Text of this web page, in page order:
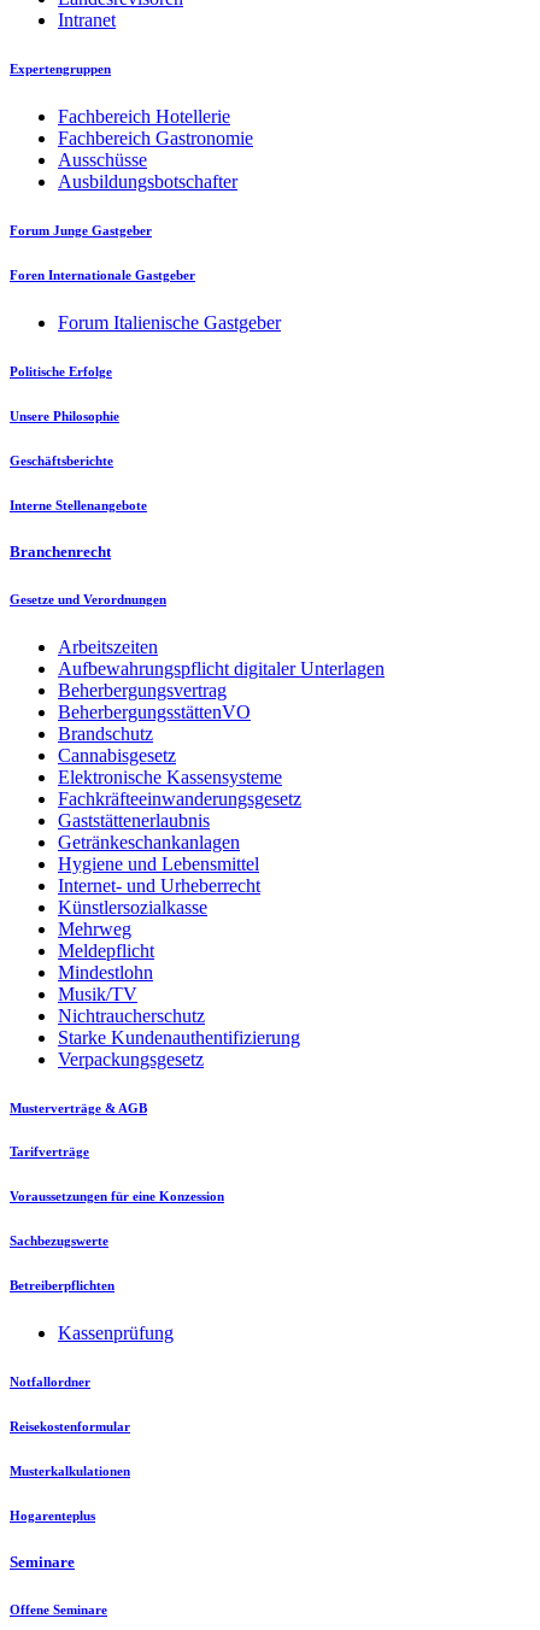
Intranet
Expertengruppen
Fachbereich Hotellerie
Fachbereich Gastronomie
Ausschüsse
Ausbildungsbotschafter
Forum Junge Gastgeber
Foren Internationale Gastgeber
Forum Italienische Gastgeber
Politische Erfolge
Unsere Philosophie
Geschäftsberichte
Interne Stellenangebote
Branchenrecht
Gesetze und Verordnungen
Arbeitszeiten
Aufbewahrungspflicht digitaler Unterlagen
Beherbergungsvertrag
BeherbergungsstättenVO
Brandschutz
Cannabisgesetz
Elektronische Kassensysteme
Fachkräfteeinwanderungsgesetz
Gaststättenerlaubnis
Getränkeschankanlagen
Hygiene und Lebensmittel
Internet- und Urheberrecht
Künstlersozialkasse
Mehrweg
Meldepflicht
Mindestlohn
Musik/TV
Nichtraucherschutz
Starke Kundenauthentifizierung
Verpackungsgesetz
Musterverträge & AGB
Tarifverträge
Voraussetzungen für eine Konzession
Sachbezugswerte
Betreiberpflichten
Kassenprüfung
Notfallordner
Reisekostenformular
Musterkalkulationen
Hogarenteplus
Seminare
Offene Seminare